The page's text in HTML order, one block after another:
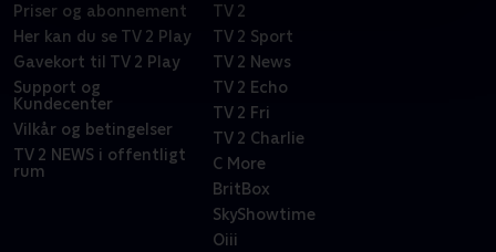
Priser og abonnement
Her kan du se TV 2 Play
Gavekort til TV 2 Play
Support og
Kundecenter
Vilkår og betingelser
TV 2 NEWS i offentligt
rum
TV 2
TV 2 Sport
TV 2 News
TV 2 Echo
TV 2 Fri
TV 2 Charlie
C More
BritBox
SkyShowtime
Oiii